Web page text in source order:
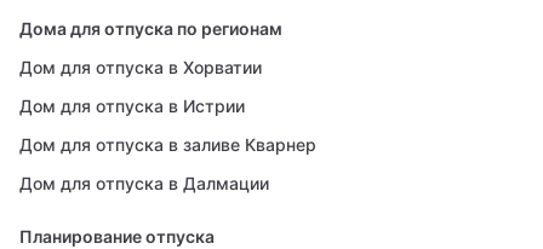
Дома для отпуска по регионам
Дом для отпуска в Хорватии
Дом для отпуска в Истрии
Дом для отпуска в заливе Кварнер
Дом для отпуска в Далмации
Планирование отпуска